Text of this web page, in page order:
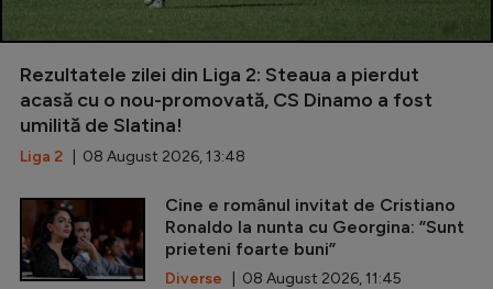
Rezultatele zilei din Liga 2: Steaua a pierdut
acasă cu o nou-promovată, CS Dinamo a fost
umilită de Slatina!
Liga 2 | 08 August 2026, 13:48
Cine e românul invitat de Cristiano
Ronaldo la nunta cu Georgina: ”Sunt
prieteni foarte buni”
Diverse | 08 August 2026, 11:45